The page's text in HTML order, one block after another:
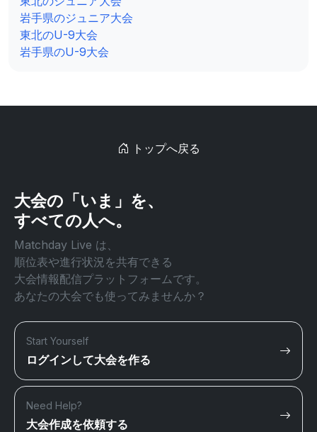
岩手県のジュニア大会
東北のU-9大会
岩手県のU-9大会
トップへ戻る
大会の「いま」を、
すべての人へ。
Matchday Live は、
順位表や進行状況を共有できる
大会情報配信プラットフォームです。
あなたの大会でも使ってみませんか？
Start Yourself
ログインして大会を作る
Need Help?
大会作成を依頼する